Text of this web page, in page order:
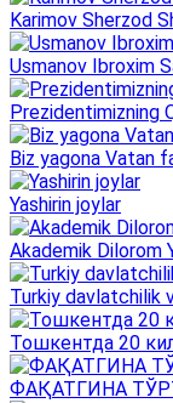
Karimov Sherzod
Usmanov Ibroxim
Prezidentimizning
Biz yagona Vatan
Yashirin joylar
Akademik Dilorom
Turkiy davlatchilik
Тошкентда 20
ФАҚАТГИНА